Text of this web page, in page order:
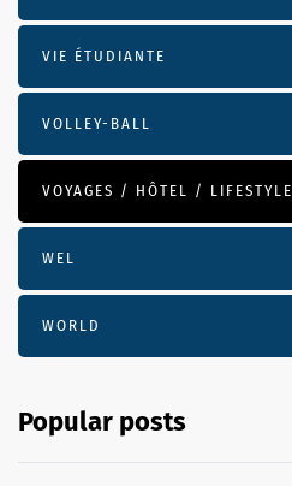
VIE ÉTUDIANTE
VOLLEY-BALL
VOYAGES / HÔTEL / LIFESTYLE
WEL
WORLD
Popular posts